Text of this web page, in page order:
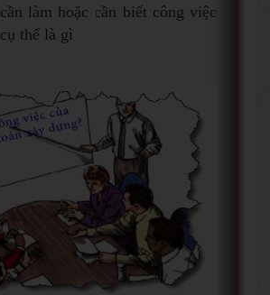
cần làm hoặc cần biết công việc
cụ thể là gì